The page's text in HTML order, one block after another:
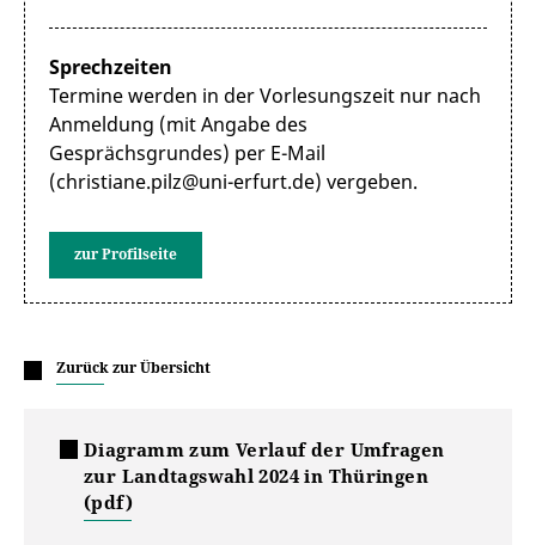
Sprechzeiten
Termine werden in der Vorlesungszeit nur nach
Anmeldung (mit Angabe des
Gesprächsgrundes) per E-Mail
(christiane.pilz@uni-erfurt.de) vergeben.
zur Profilseite
Zurück zur Übersicht
Diagramm zum Verlauf der Umfragen
zur Landtagswahl 2024 in Thüringen
(pdf)